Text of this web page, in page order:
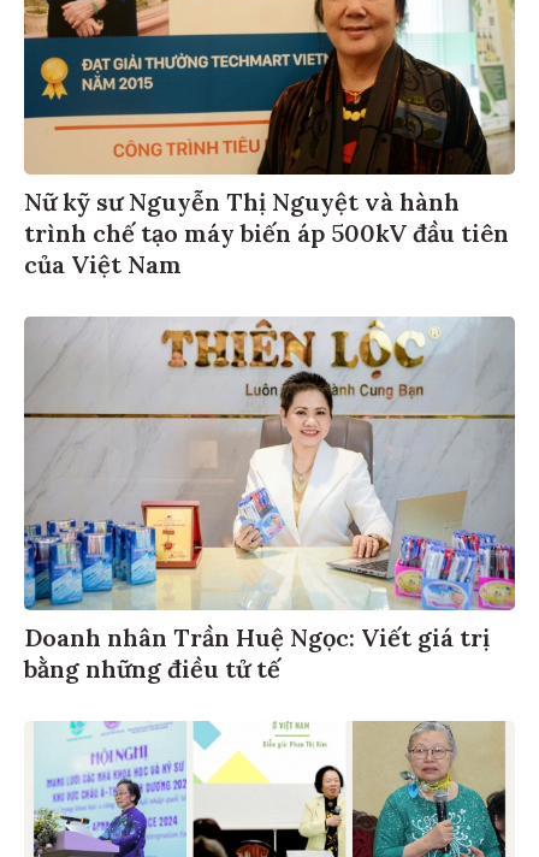
Nữ kỹ sư Nguyễn Thị Nguyệt và hành
trình chế tạo máy biến áp 500kV đầu tiên
của Việt Nam
Doanh nhân Trần Huệ Ngọc: Viết giá trị
bằng những điều tử tế